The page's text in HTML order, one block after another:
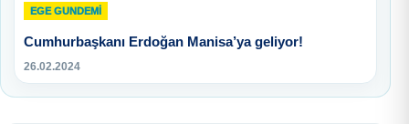
EGE GUNDEMİ
Cumhurbaşkanı Erdoğan Manisa’ya geliyor!
26.02.2024